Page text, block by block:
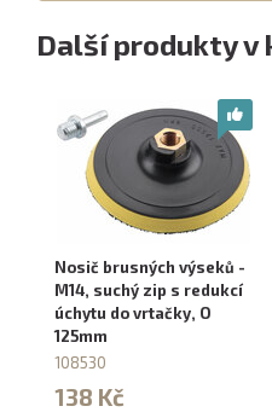
Další produkty v
Nosič brusných výseků -
M14, suchý zip s redukcí
úchytu do vrtačky, O
125mm
108530
138 Kč